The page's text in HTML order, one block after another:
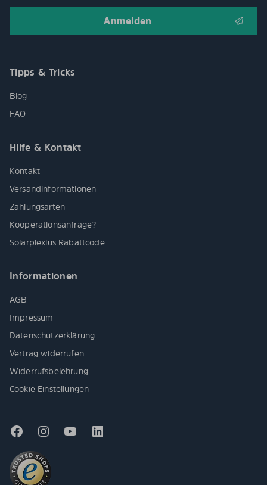
Tipps & Tricks
Blog
FAQ
Hilfe & Kontakt
Kontakt
Versandinformationen
Zahlungsarten
Kooperationsanfrage?
Solarplexius Rabattcode
Informationen
AGB
Impressum
Datenschutzerklärung
Vertrag widerrufen
Widerrufsbelehrung
Cookie Einstellungen